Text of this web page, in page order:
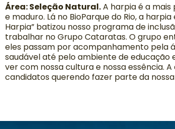
Área: Seleção Natural.A harpia é a
e maduro. Lá no BioParque do Rio, a
Harpia” batizou nosso programa de
trabalhar no Grupo Cataratas. O grupo
eles passam por acompanhamento pela
saudável até pelo ambiente de educação
ver com nossa cultura e nossa essência.
candidatos querendo fazer parte da